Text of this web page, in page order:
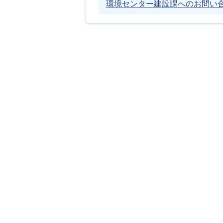
環境センター建設課へのお問い